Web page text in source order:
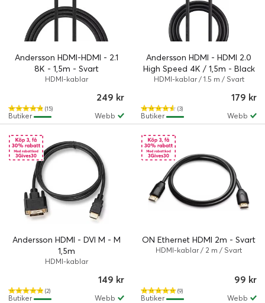
Andersson HDMI-HDMI - 2.1
8K - 1,5m - Svart
HDMI-kablar
(15)
249 kr
Webb
Butiker
Andersson HDMI - HDMI 2.0
High Speed 4K / 1,5m - Black
HDMI-kablar / 1.5 m / Svart
(3)
179 kr
Webb
Butiker
Andersson HDMI - DVI M - M
1,5m
HDMI-kablar
(2)
149 kr
Webb
Butiker
ON Ethernet HDMI 2m - Svart
HDMI-kablar / 2 m / Svart
(9)
99 kr
Webb
Butiker